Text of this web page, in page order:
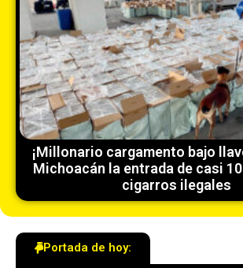
¡Millonario cargamento bajo
Michoacán la entrada de casi
cigarros ilegales
Portada de hoy: